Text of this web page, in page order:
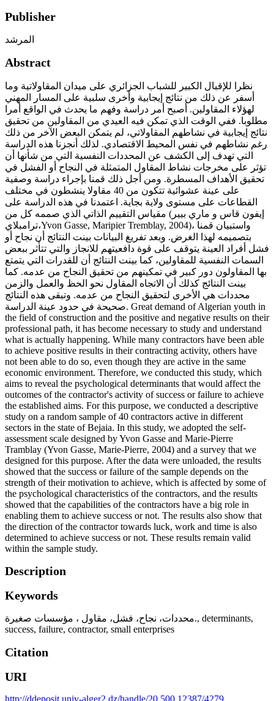
Publisher
المرشد
Abstract
نظرا للإقبال الكبير للشباب الجزائري على ميدان المقاولاتية وما
أسفر عن ذلك من نتائج إيجابية وأخرى سلبية على المسار المهني
لهؤلاء المقاولين. أصبح أمر دراسة وفهم ما يحدث في الواقع أمرا
مطلوبا. ففي الوقت الذي تمكن فيه العيدي من المقاولين من تحقيق
نتائج إيجابية في نشاطهم المقاولاتي، لم يتمكن البعض الآخر من ذلك
رغم نشاطهم في نفس المحيط الاقتصادي. لذلك أنجزنا هذه الدراسة
التي تهدف إلى الكشف عن المحددات النفسية التي من شأنها أن
تؤثر على مخرجات نشاط المقاول المتمثلة في النجاح أو الفشل في
تحقيق الأهداف المسطرة. ومن أجل ذلك قمنا بإجراء دراسة وصفية
على عينة عشوائية تتكون من 40 مقاولا ينشطون في مختلف
القطاعات على مستوى ولاية بجاية. اعتمدنا في هذه الدراسة على
مقياس التقييم الذاتي الذي صممه كل من (إيفون قاس و ماري بيير
ترامبلاي،Yvon Gasse, Maripier Tremblay, 2004)، واستبيان قمنا
بتصميمه لهذا الغرض. وبعد تفريغ البيانات بينت النتائج أن نجاح أو
فشل أفراد العينة يتوقف على قوة دافعيتهم للانجاز والتي تتأثر ببعض
السمات النفسية للمقاولين، كما بينت النتائج أن للقدرات التي يتمتع
بها المقاولون دور كبير في تمكينهم من تحقيق النجاح من عدمه. كما
بينت النتائج كذلك أن الاتجاه المقاول نحو الحظ والعمل والزمن
محددات هي الأخرى لتحقيق النجاح من عدمه. وتبقى هذه النتائج
صحيحة في حدود عينة الدراسة. Great demand of Algerian youth in
the field of construction and the positive and negative results on their
professional path, it has become necessary to study and understand
what is actually happening. While many contractors have been able
to achieve positive results in their contracting activity, others have
not been able to do so, even though they are active in the same
economic environment. Therefore, we conducted this study, which
aims to reveal the psychological determinants that would affect the
outcomes of the contractor's activity of success or failure to achieve
the established aims. For this purpose, we conducted a descriptive
study on a random sample of 40 contractors active in different
sectors in the state of Bejaia. In this study, we adopted the self-
assessment scale designed by Yvon Gasse and Marie-Pierre
Tramblay (Yvon Gasse, Marie-Pierre, 2004) and a survey that we
designed for this purpose. After the data were unloaded, the results
showed that the success or failure of the sample depends on the
strength of their motivation to achieve, which is affected by some of
the psychological characteristics of the contractors, and the results
showed that the capabilities of the contractors have a big role in
enabling them to achieve success or not. The results also show that
the direction of the contractor towards luck, work and time is also
determined to achieve success or not. These results remain valid
within the sample study.
Description
Keywords
محددات، نجاح، فشل، مقاول ، مؤسسات صغيرة., determinants,
success, failure, contractor, small enterprises
Citation
URI